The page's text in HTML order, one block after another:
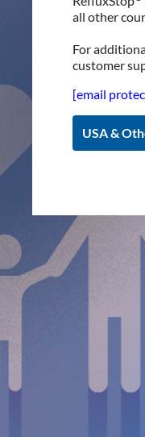
all other
For
customer
[email
USA &
Implanticas grundare
RefluxStop™-
treåriga offentliga
RefluxStop™-enheter,
milstolpe som banar
plattform för att
offentliga anbud visar
RefluxStop™ börjar få
liknande positiva
nyckelmarknader inom
Gabriele Pozzo och
framgångsrika
milstolpe.”
För ytterligare
Nicole Pehrsson,
Telephone (CH): +41
Implantica är noterat
Growth Market i